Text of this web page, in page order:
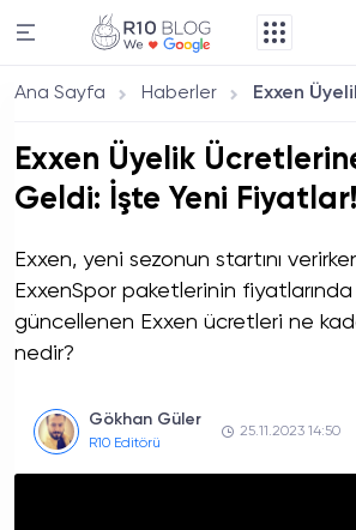
Ana Sayfa Haberler
Exxen Üyelik
Geldi: İşte Yeni Fiyatlar!
Exxen, yeni sezonun startını
ExxenSpor paketlerinin
güncellenen Exxen ücretleri ne
nedir?
Gökhan Güler
R10 Editörü
25.11.2023 14:50